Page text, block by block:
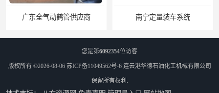
南宁定量装车系统 贵州登船梯报价
您是第6092354位访客
版权所有 ©2026-08-06 苏ICP备11049562号-6 连云港华德石油化工机械有限公司
保留所有权利.